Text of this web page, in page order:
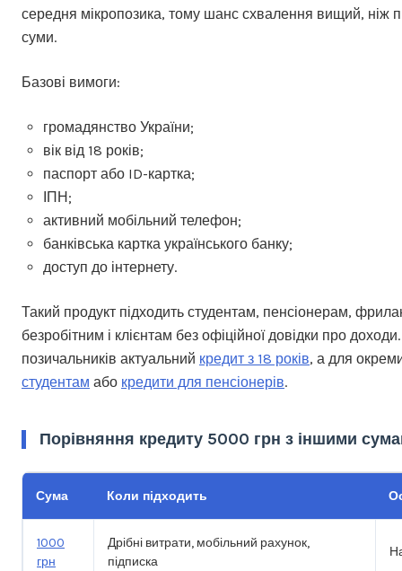
середня мікропозика, тому шанс схвалення вищий, ніж
суми.
Базові вимоги:
громадянство України;
вік від 18 років;
паспорт або ID-картка;
ІПН;
активний мобільний телефон;
банківська картка українського банку;
доступ до інтернету.
Такий продукт підходить студентам, пенсіонерам,
безробітним і клієнтам без офіційної довідки про
позичальників актуальний кредит з 18 років, а для
студентам або кредити для пенсіонерів.
Порівняння кредиту 5000 грн з іншими
Сума Коли підходить
1000
грн
Дрібні витрати, мобільний рахунок,
підписка